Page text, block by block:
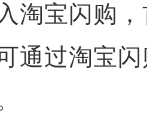
淘宝闪购
通过淘宝